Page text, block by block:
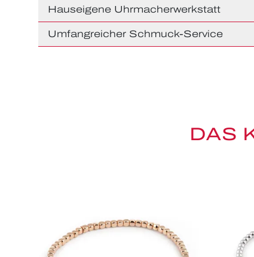
Hauseigene Uhrmacherwerkstatt
Umfangreicher Schmuck-Service
DAS